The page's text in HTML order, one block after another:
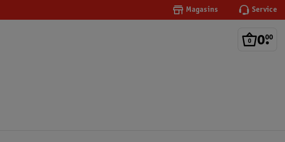
Magasins Service
0.
00